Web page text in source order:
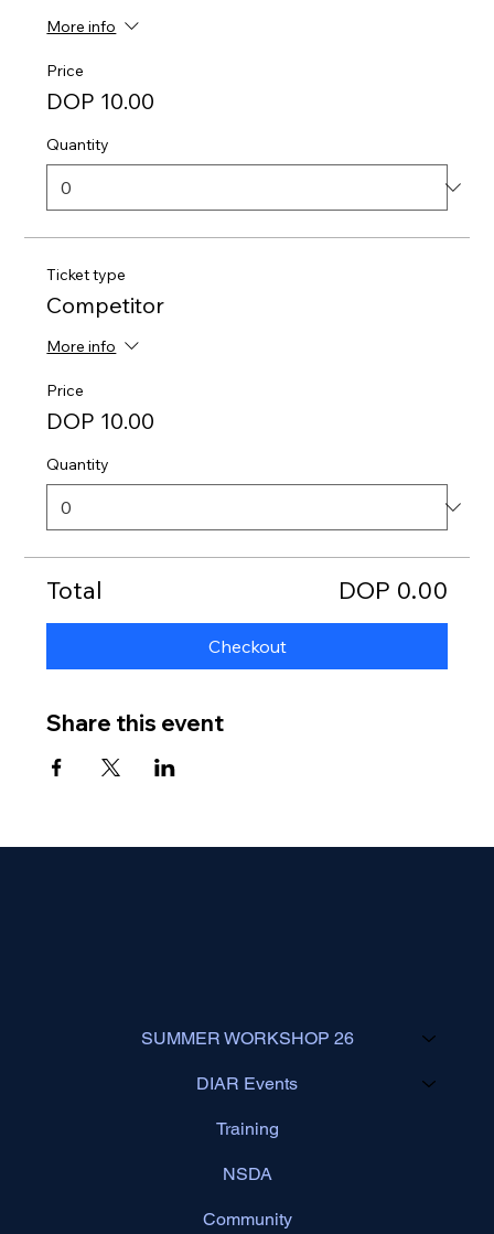
More info
Price
DOP 10.00
Quantity
Ticket type
Competitor
More info
Price
DOP 10.00
Quantity
Total DOP 0.00
Checkout
Share this event
SUMMER WORKSHOP 26
DIAR Events
Training
NSDA
Community